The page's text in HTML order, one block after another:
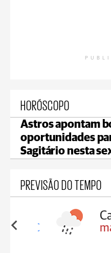
HORÓSCOPO
Astros apontam
oportunidades
Sagitário nesta
PREVISÃO DO TEMPO
18°C